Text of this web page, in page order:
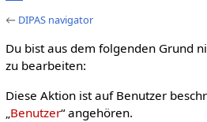
← DIPAS navigator
Du bist aus dem folgenden Grund
zu bearbeiten:
Diese Aktion ist auf Benutzer
Benutzer“ angehören.